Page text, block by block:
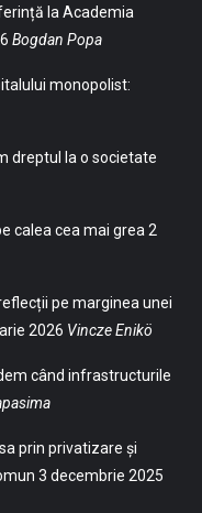
la Academia
Bogdan Popa
monopolist:
dreptul la o societate
calea cea mai grea 2
pe marginea unei
2026 Vincze Enikö
când infrastructurile
prin privatizare și
3 decembrie 2025